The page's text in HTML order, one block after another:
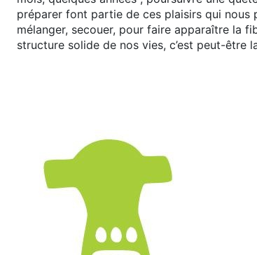
préparer font partie de ces plaisirs qui nous
mélanger, secouer, pour faire apparaître la
structure solide de nos vies, c’est peut-être